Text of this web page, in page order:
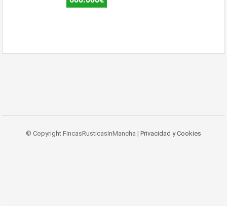
© Copyright FincasRusticasInMancha | Privacidad y Cookies